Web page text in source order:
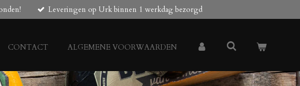
Leveringen op Urk binnen 1 werkdag bezorgd
CONTACT ALGEMENE VOORWAARDEN